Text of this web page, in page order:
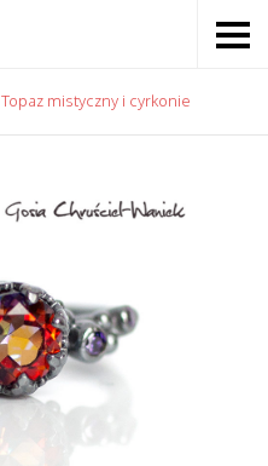
Topaz mistyczny i cyrkonie